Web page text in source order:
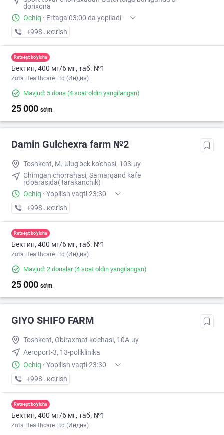
dorixona
Ochiq · Ertaga 03:00 da yopiladi
+998 (94) XXX-XX-XX
кo’rish
Retsept bo'yicha
Бектин, 400 мг/6 мг, таб. №1
Zota Healthcare Ltd (Индия)
Mavjud: 5 dona (4 soat oldin yangilangan)
25 000 so'm
Damin Gulchexra farm №2
Toshkent, M. Ulug'bek ko'chasi, 103-uy
Chimgan chorrahasi, Samarqand kafe
ro'parasida(Tarakanchik)
Ochiq · Yopilish vaqti 23:30
+998 (97) XXX-XX-XX
кo’rish
Retsept bo'yicha
Бектин, 400 мг/6 мг, таб. №1
Zota Healthcare Ltd (Индия)
Mavjud: 2 donalar(4 soat oldin yangilangan)
25 000 so'm
GIYO SHIFO FARM
Toshkent, Obiraxmat ko'chasi, 10A-uy
Aeroport-3, 13-poliklinika
Ochiq · Yopilish vaqti 23:30
+998 (97) XXX-XX-XX
кo’rish
Retsept bo'yicha
Бектин, 400 мг/6 мг, таб. №1
Zota Healthcare Ltd (Индия)